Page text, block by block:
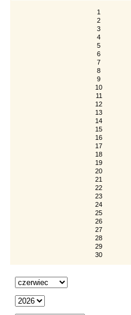
1
2
3
4
5
6
7
8
9
10
11
12
13
14
15
16
17
18
19
20
21
22
23
24
25
26
27
28
29
30